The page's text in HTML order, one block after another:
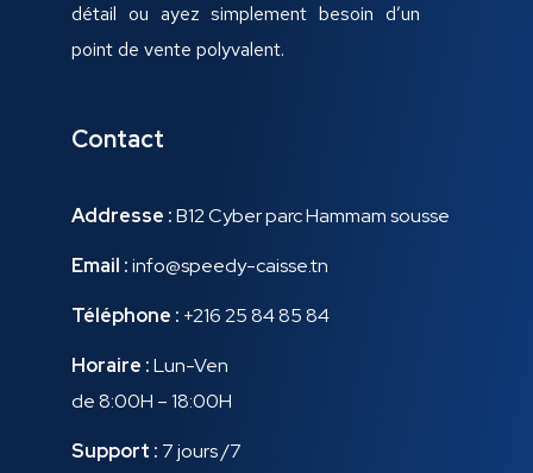
détail ou ayez simplement besoin d’un
point de vente polyvalent.
Contact
Addresse :B12 Cyber parc Hammam sousse
Email :info@speedy-caisse.tn
Téléphone : +216 25 84 85 84
Horaire :Lun-Ven
de 8:00H – 18:00H
Support : 7 jours /7